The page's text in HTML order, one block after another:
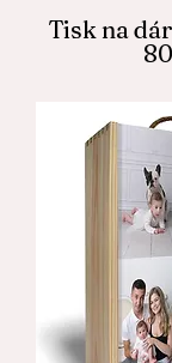
Tisk na